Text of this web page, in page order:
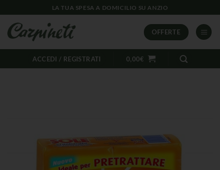
LA TUA SPESA A DOMICILIO SU ANZIO
OFFERTE
ACCEDI / REGISTRATI 0,00€